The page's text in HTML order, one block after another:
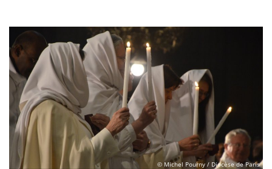
© Michel Pourny / Diocèse de Paris